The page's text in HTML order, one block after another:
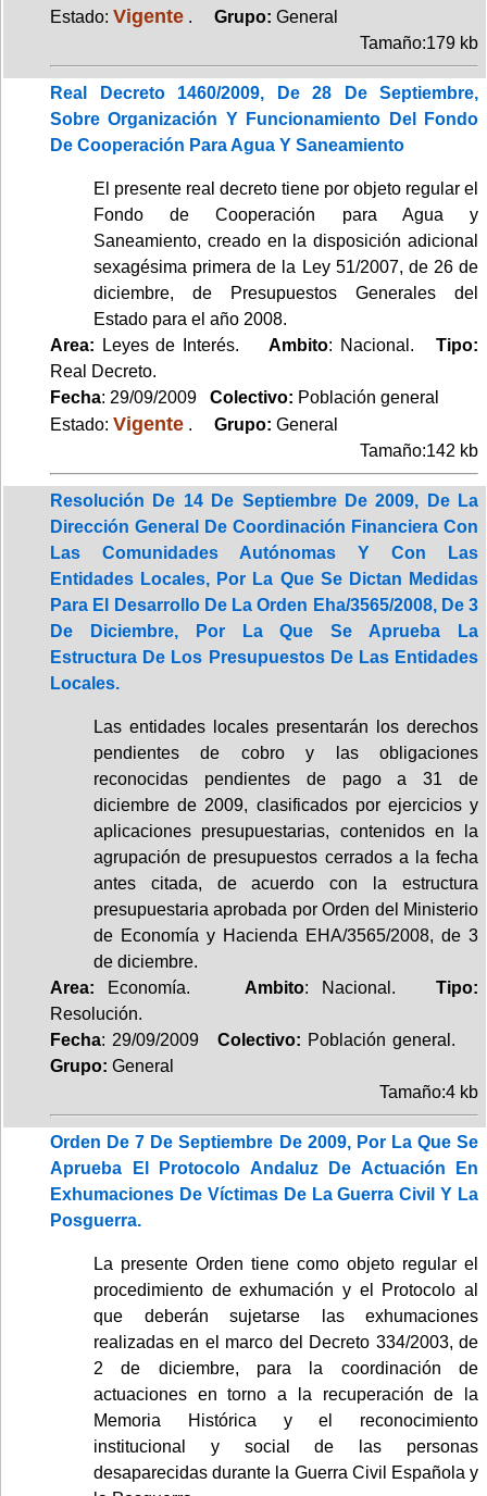
Estado: Vigente . Grupo: General
Tamaño:179 kb
Real Decreto 1460/2009, De 28 De Septiembre,
Sobre Organización Y Funcionamiento Del Fondo
De Cooperación Para Agua Y Saneamiento
El presente real decreto tiene por objeto regular el
Fondo de Cooperación para Agua y
Saneamiento, creado en la disposición adicional
sexagésima primera de la Ley 51/2007, de 26 de
diciembre, de Presupuestos Generales del
Estado para el año 2008.
Area: Leyes de Interés.Ambito: Nacional.Tipo:
Real Decreto.
Fecha: 29/09/2009 Colectivo: Población general
Estado: Vigente . Grupo: General
Tamaño:142 kb
Resolución De 14 De Septiembre De 2009, De La
Dirección General De Coordinación Financiera Con
Las Comunidades Autónomas Y Con Las
Entidades Locales, Por La Que Se Dictan Medidas
Para El Desarrollo De La Orden Eha/3565/2008, De 3
De Diciembre, Por La Que Se Aprueba La
Estructura De Los Presupuestos De Las Entidades
Locales.
Las entidades locales presentarán los derechos
pendientes de cobro y las obligaciones
reconocidas pendientes de pago a 31 de
diciembre de 2009, clasificados por ejercicios y
aplicaciones presupuestarias, contenidos en la
agrupación de presupuestos cerrados a la fecha
antes citada, de acuerdo con la estructura
presupuestaria aprobada por Orden del Ministerio
de Economía y Hacienda EHA/3565/2008, de 3
de diciembre.
Area: Economía. Ambito: Nacional.Tipo:
Resolución.
Fecha: 29/09/2009Colectivo: Población general.
Grupo: General
Tamaño:4 kb
Orden De 7 De Septiembre De 2009, Por La Que Se
Aprueba El Protocolo Andaluz De Actuación En
Exhumaciones De Víctimas De La Guerra Civil Y La
Posguerra.
La presente Orden tiene como objeto regular el
procedimiento de exhumación y el Protocolo al
que deberán sujetarse las exhumaciones
realizadas en el marco del Decreto 334/2003, de
2 de diciembre, para la coordinación de
actuaciones en torno a la recuperación de la
Memoria Histórica y el reconocimiento
institucional y social de las personas
desaparecidas durante la Guerra Civil Española y